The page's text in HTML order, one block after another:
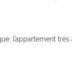
l’appartement